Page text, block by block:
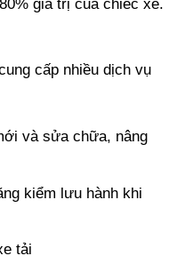
giá trị của chiếc xe.
cấp nhiều dịch vụ
và sửa chữa, nâng
kiểm lưu hành khi
tải